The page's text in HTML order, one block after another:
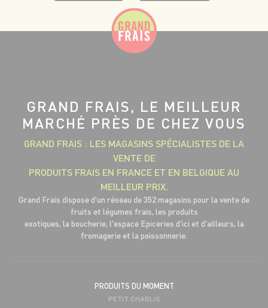
GRAND FRAIS, LE MEILLEUR
MARCHÉ PRÈS DE CHEZ VOUS
GRAND FRAIS : LES MAGASINS SPÉCIALISTES DE LA
VENTE DE
PRODUITS FRAIS EN FRANCE ET EN BELGIQUE AU
MEILLEUR PRIX.
Grand Frais dispose d'un réseau de 352 magasins pour la vente de
fruits et légumes frais, les produits
exotiques, la boucherie, l'espace Epiceries d'ici et d'ailleurs, la
fromagerie et la poissonnerie.
PRODUITS DU MOMENT
PETIT CHABLIS